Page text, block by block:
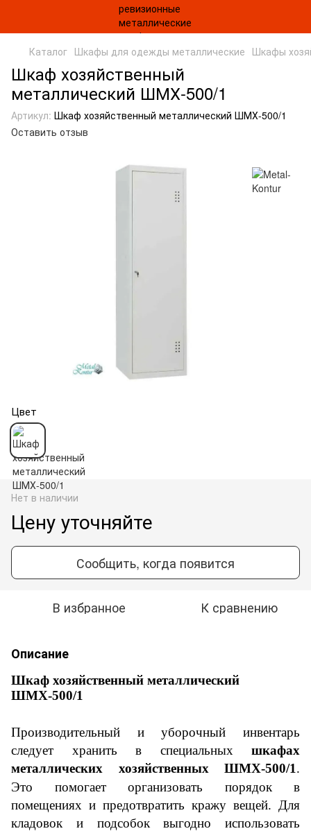
Каталог Шкафы для одежды металлические Шкафы
Шкаф хозяйственный
металлический ШМХ-500/1
Артикул: Шкаф хозяйственный металлический ШМХ-500/1
Оставить отзыв
Цвет
Нет в наличии
Цену уточняйте
Сообщить, когда появится
В избранное К сравнению
Описание
Шкаф хозяйственный металлический
ШМХ-500/1
Производительный и уборочный инвентарь
следует хранить в специальных шкафах
металлических хозяйственных ШМХ-500/1.
Это помогает организовать порядок в
помещениях и предотвратить кражу вещей. Для
кладовок и подсобок выгодно использовать